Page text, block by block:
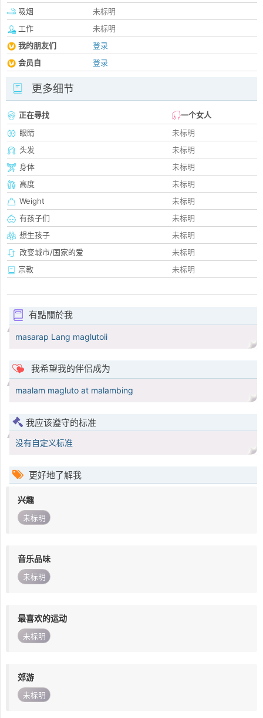
吸烟
未标明
工作
未标明
我的朋友们
登录
会员自
登录
更多细节
正在尋找
一个女人
眼睛
未标明
头发
未标明
身体
未标明
高度
未标明
Weight
未标明
有孩子们
未标明
想生孩子
未标明
改变城市/国家的爱
未标明
宗教
未标明
有點關於我
masarap Lang maglutoii
我希望我的伴侣成为
maalam magluto at malambing
我应该遵守的标准
没有自定义标准
更好地了解我
兴趣
未标明
音乐品味
未标明
最喜欢的运动
未标明
郊游
未标明